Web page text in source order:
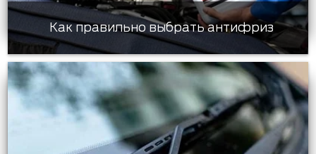
Как правильно выбрать антифриз